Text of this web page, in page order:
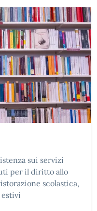
sui servizi
per il diritto allo
scolastica,